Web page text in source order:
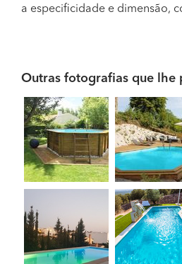
a especificidade e dimensão,
Outras fotografias que lhe